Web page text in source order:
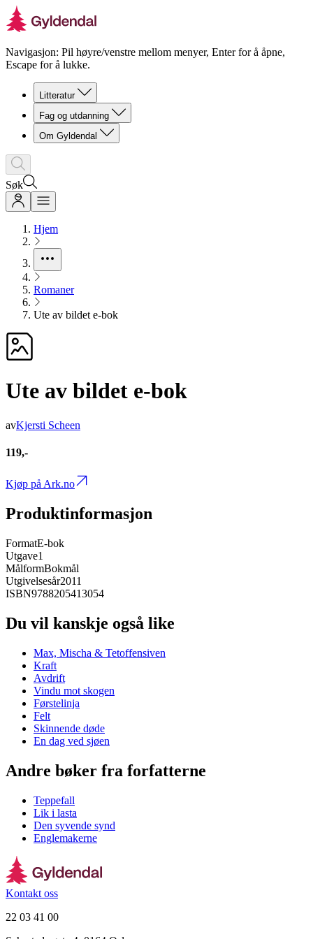
Navigasjon: Pil høyre/venstre mellom menyer, Enter for å åpne,
Escape for å lukke.
Litteratur
Fag og utdanning
Om Gyldendal
Søk
Hjem
Romaner
Ute av bildet e-bok
Ute av bildet e-bok
avKjersti Scheen
119,-
Kjøp på Ark.no
Produktinformasjon
FormatE-bok
Utgave1
MålformBokmål
Utgivelsesår2011
ISBN9788205413054
Du vil kanskje også like
Max, Mischa & Tetoffensiven
Kraft
Avdrift
Vindu mot skogen
Førstelinja
Felt
Skinnende døde
En dag ved sjøen
Andre bøker fra forfatterne
Teppefall
Lik i lasta
Den syvende synd
Englemakerne
Kontakt oss
22 03 41 00